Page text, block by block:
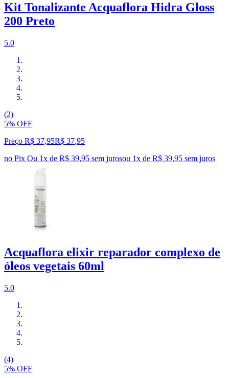
Kit Tonalizante Acquaflora Hidra Gloss
200 Preto
5.0
(2)
5% OFF
Preço R$ 37,95R$ 37,95
no Pix Ou 1x de R$ 39,95 sem jurosou 1x de R$ 39,95 sem juros
Acquaflora elixir reparador complexo de
óleos vegetais 60ml
5.0
(4)
5% OFF